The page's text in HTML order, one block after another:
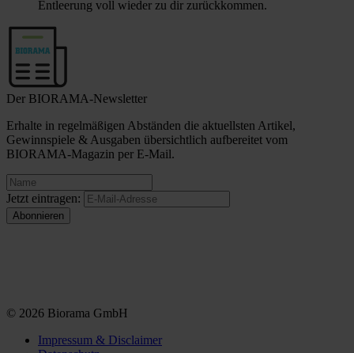
Entleerung voll wieder zu dir zurückkommen.
Der BIORAMA-Newsletter
Erhalte in regelmäßigen Abständen die aktuellsten Artikel,
Gewinnspiele & Ausgaben übersichtlich aufbereitet vom
BIORAMA-Magazin per E-Mail.
Jetzt eintragen:
© 2026 Biorama GmbH
Impressum & Disclaimer